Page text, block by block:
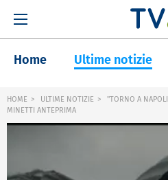
Home Ultime notizie
HOME ULTIME NOTIZIE
"TORNO A
MINETTI ANTEPRIMA